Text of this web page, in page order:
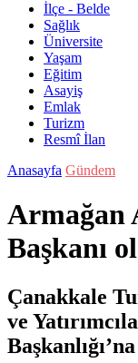
İlçe - Belde
Sağlık
Üniversite
Yaşam
Eğitim
Asayiş
Emlak
Turizm
Resmî İlan
Anasayfa Gündem
Armağan
Başkanı
Çanakkale
ve